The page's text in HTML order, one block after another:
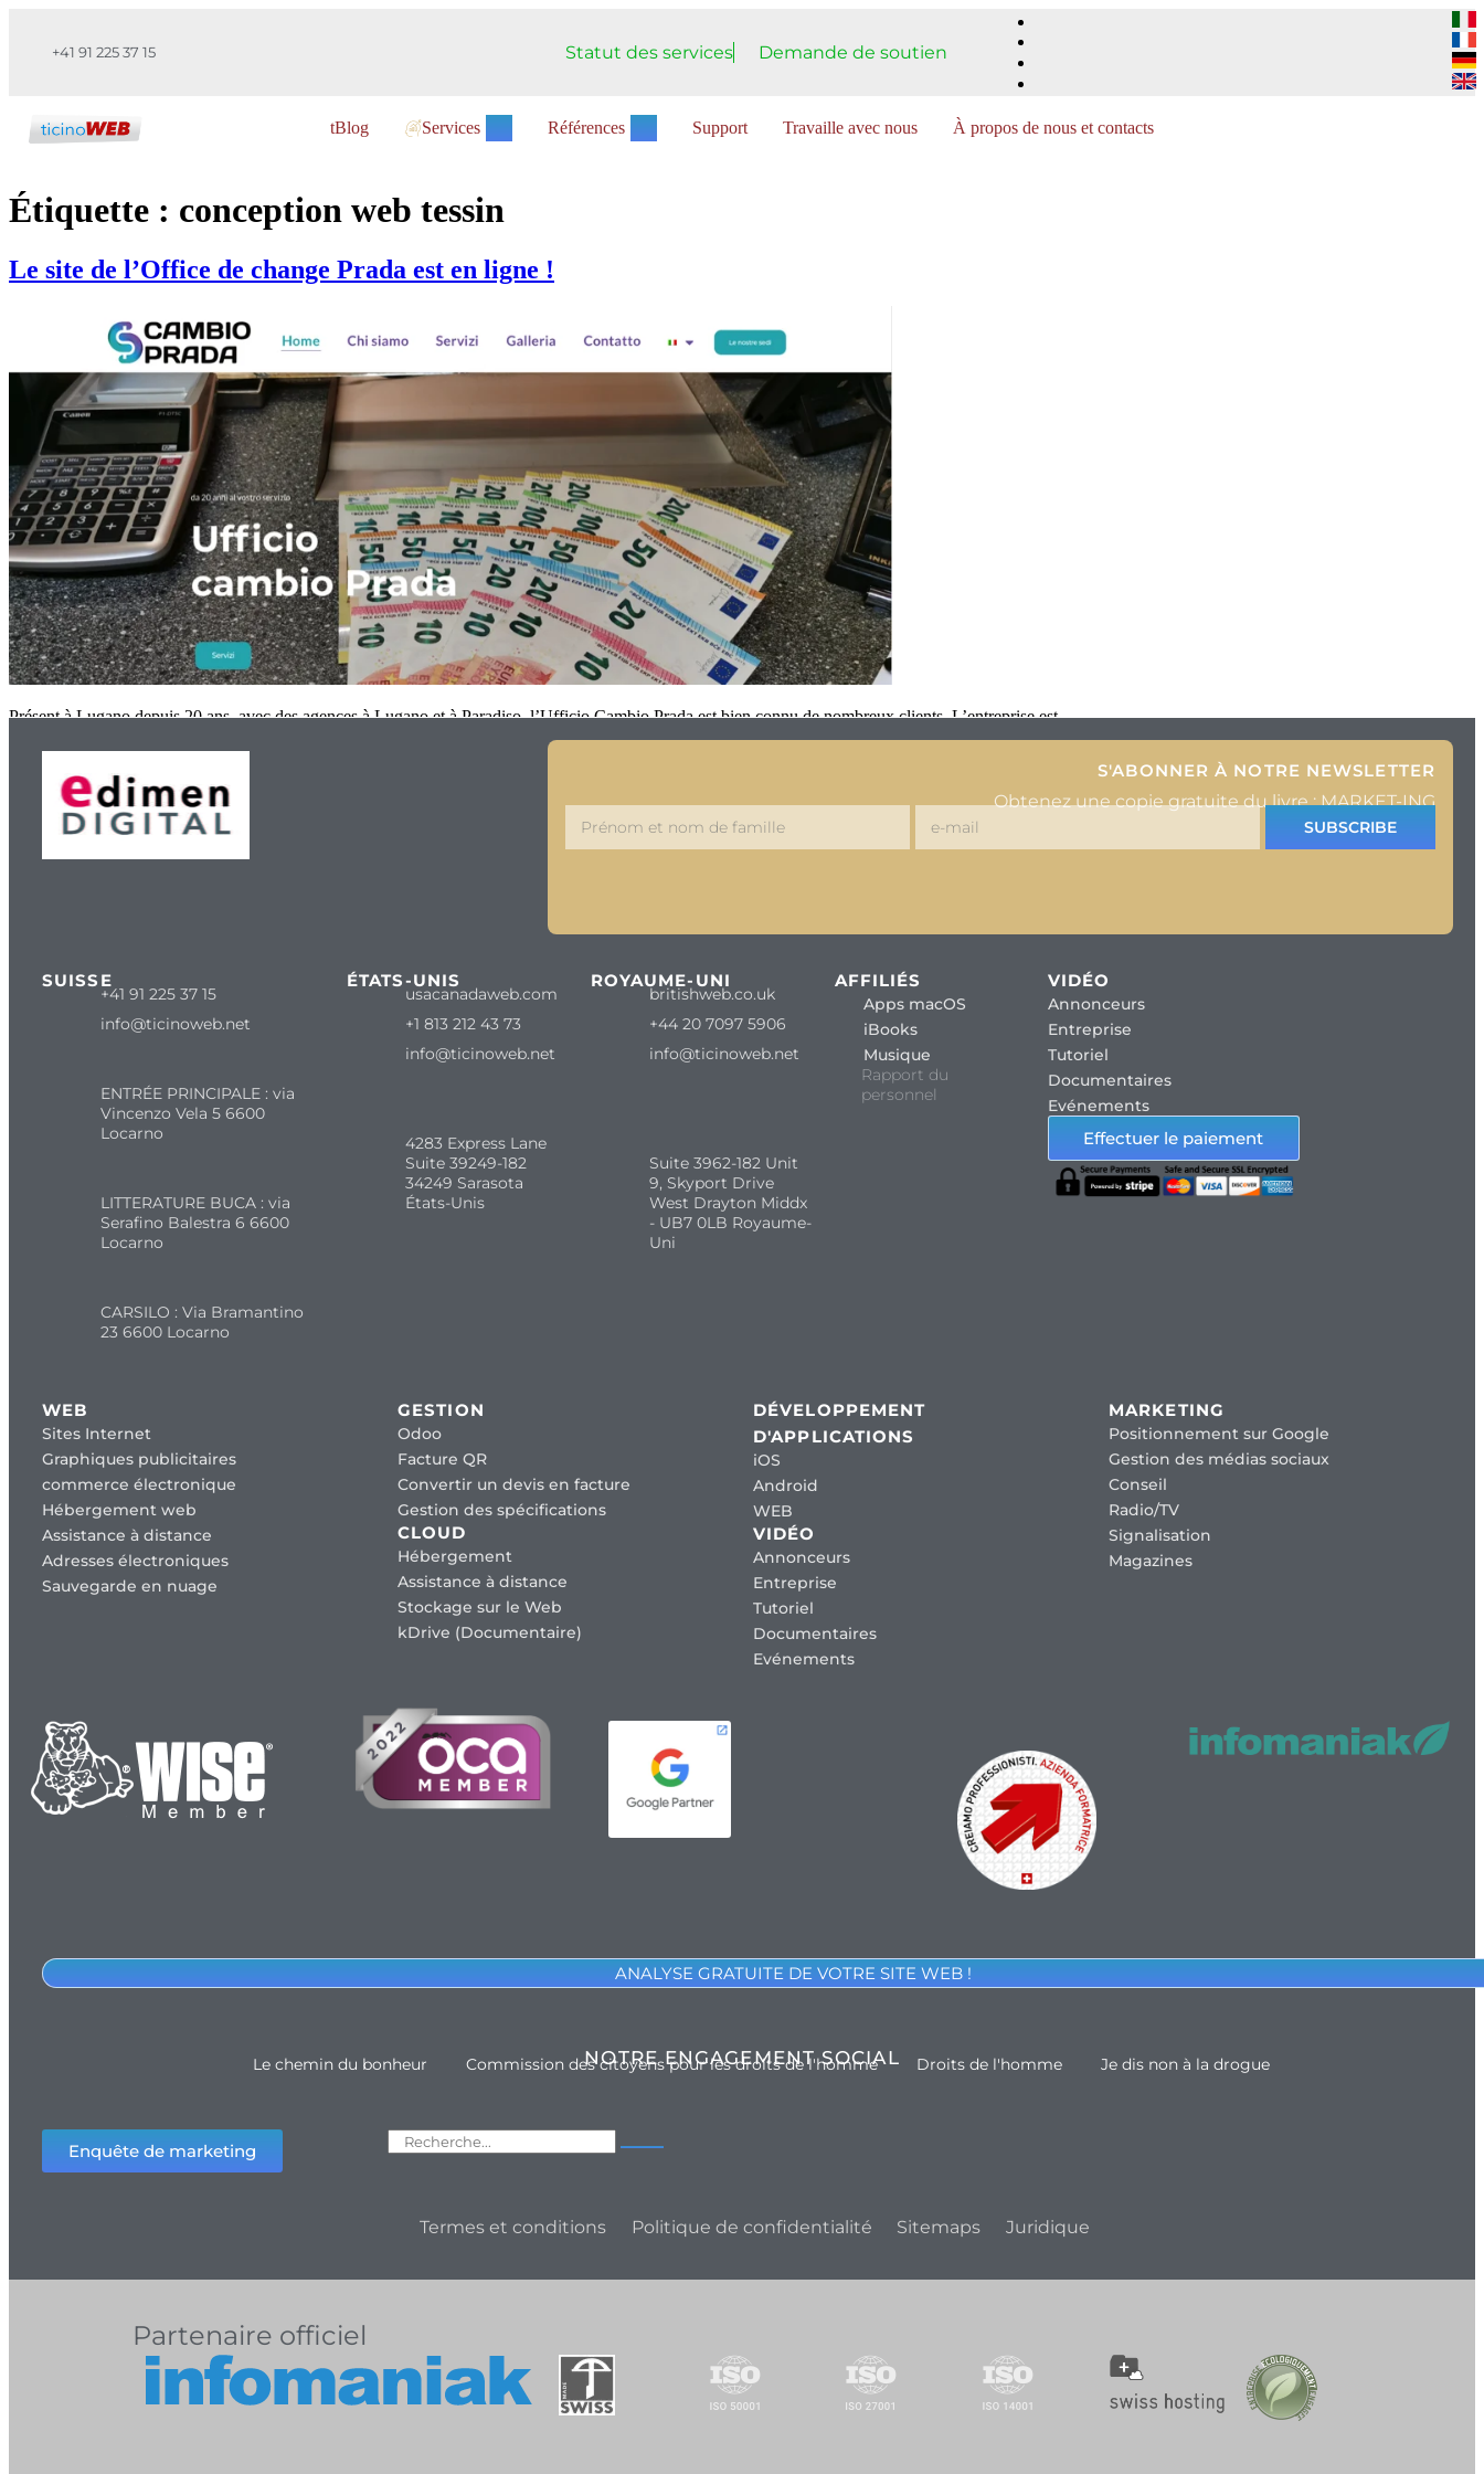
+41 91 225 37 15 Statut des services Demande de soutien
tBlog Services Références Support Travaille avec nous À propos de nous et contacts
Étiquette : conception web tessin
Le site de l’Office de change Prada est en ligne !
Présent à Lugano depuis 20 ans, avec des agences à Lugano et à Paradiso, l’Ufficio Cambio Prada est bien connu de nombreux clients. L’entreprise est
S'ABONNER À NOTRE NEWSLETTER
Obtenez une copie gratuite du livre : MARKET-ING
SUBSCRIBE
SUISSE
+41 91 225 37 15
info@ticinoweb.net
ENTRÉE PRINCIPALE : via
Vincenzo Vela 5 6600
Locarno
LITTERATURE BUCA : via
Serafino Balestra 6 6600
Locarno
CARSILO : Via Bramantino
23 6600 Locarno
ÉTATS-UNIS
usacanadaweb.com
+1 813 212 43 73
info@ticinoweb.net
4283 Express Lane
Suite 39249-182
34249 Sarasota
États-Unis
ROYAUME-UNI
britishweb.co.uk
+44 20 7097 5906
info@ticinoweb.net
Suite 3962-182 Unit
9, Skyport Drive
West Drayton Middx
- UB7 0LB Royaume-
Uni
AFFILIÉS
Apps macOS
iBooks
Musique
Rapport du
personnel
VIDÉO
Annonceurs
Entreprise
Tutoriel
Documentaires
Evénements
Effectuer le paiement
WEB
Sites Internet
Graphiques publicitaires
commerce électronique
Hébergement web
Assistance à distance
Adresses électroniques
Sauvegarde en nuage
GESTION
Odoo
Facture QR
Convertir un devis en facture
Gestion des spécifications
CLOUD
Hébergement
Assistance à distance
Stockage sur le Web
kDrive (Documentaire)
DÉVELOPPEMENT
D'APPLICATIONS
iOS
Android
WEB
VIDÉO
Annonceurs
Entreprise
Tutoriel
Documentaires
Evénements
MARKETING
Positionnement sur Google
Gestion des médias sociaux
Conseil
Radio/TV
Signalisation
Magazines
ANALYSE GRATUITE DE VOTRE SITE WEB !
NOTRE ENGAGEMENT SOCIAL
Le chemin du bonheur Commission des citoyens pour les droits de l'homme Droits de l'homme Je dis non à la drogue
Enquête de marketing
Termes et conditions Politique de confidentialité Sitemaps Juridique
Partenaire officiel